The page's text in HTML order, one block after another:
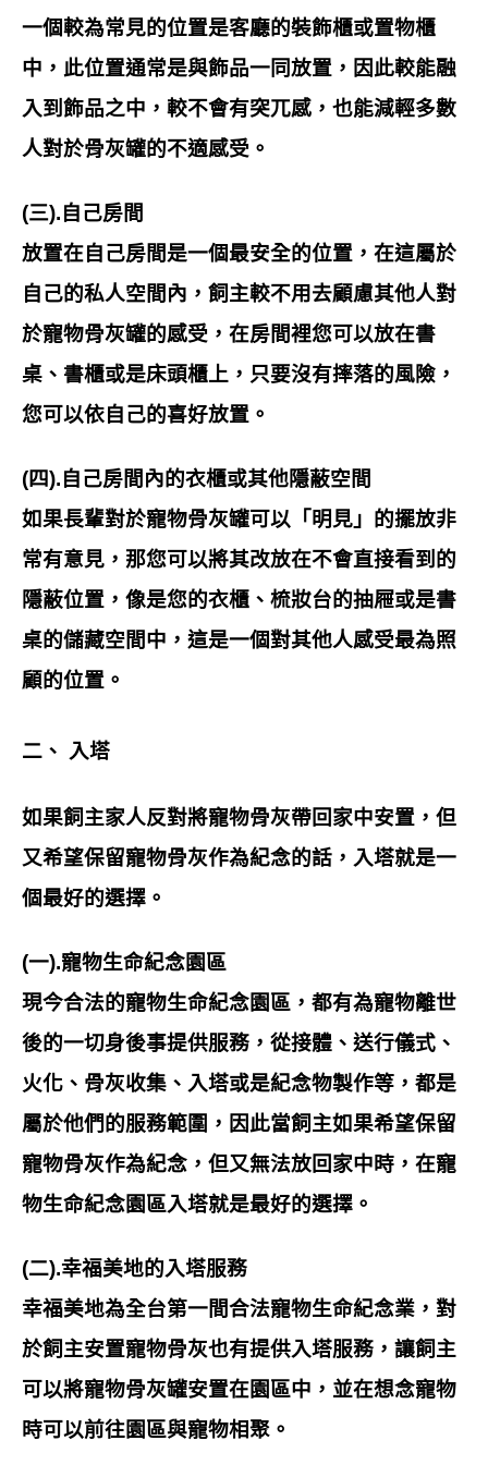
一個較為常見的位置是客廳的裝飾櫃或置物櫃
中，此位置通常是與飾品一同放置，因此較能融
入到飾品之中，較不會有突兀感，也能減輕多數
人對於骨灰罐的不適感受。
(三).自己房間
放置在自己房間是一個最安全的位置，在這屬於
自己的私人空間內，飼主較不用去顧慮其他人對
於寵物骨灰罐的感受，在房間裡您可以放在書
桌、書櫃或是床頭櫃上，只要沒有摔落的風險，
您可以依自己的喜好放置。
(四).自己房間內的衣櫃或其他隱蔽空間
如果長輩對於寵物骨灰罐可以「明見」的擺放非
常有意見，那您可以將其改放在不會直接看到的
隱蔽位置，像是您的衣櫃、梳妝台的抽屜或是書
桌的儲藏空間中，這是一個對其他人感受最為照
顧的位置。
二、 入塔
如果飼主家人反對將寵物骨灰帶回家中安置，但
又希望保留寵物骨灰作為紀念的話，入塔就是一
個最好的選擇。
(一).寵物生命紀念園區
現今合法的寵物生命紀念園區，都有為寵物離世
後的一切身後事提供服務，從接體、送行儀式、
火化、骨灰收集、入塔或是紀念物製作等，都是
屬於他們的服務範圍，因此當飼主如果希望保留
寵物骨灰作為紀念，但又無法放回家中時，在寵
物生命紀念園區入塔就是最好的選擇。
(二).幸福美地的入塔服務
幸福美地為全台第一間合法寵物生命紀念業，對
於飼主安置寵物骨灰也有提供入塔服務，讓飼主
可以將寵物骨灰罐安置在園區中，並在想念寵物
時可以前往園區與寵物相聚。